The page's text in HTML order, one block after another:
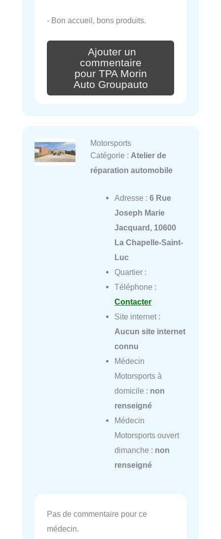
- Bon accueil, bons produits.
Ajouter un
commentaire
pour TPA Morin
Auto Groupauto
Motorsports
Catégorie : Atelier de
réparation automobile
Adresse : 6 Rue
Joseph Marie
Jacquard, 10600
La Chapelle-Saint-
Luc
Quartier :
Téléphone :
Contacter
Site internet :
Aucun site internet
connu
Médecin
Motorsports à
domicile : non
renseigné
Médecin
Motorsports ouvert
dimanche : non
renseigné
Pas de commentaire pour ce
médecin.